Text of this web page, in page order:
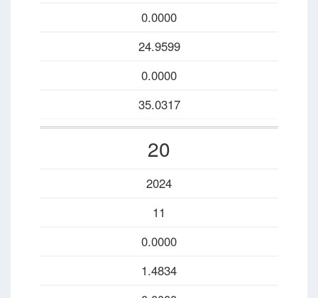
0.0000
24.9599
0.0000
35.0317
20
2024
11
0.0000
1.4834